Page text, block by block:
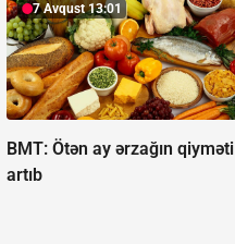
7 Avqust 13:01
BMT: Ötən ay ərzağın qiyməti
artıb